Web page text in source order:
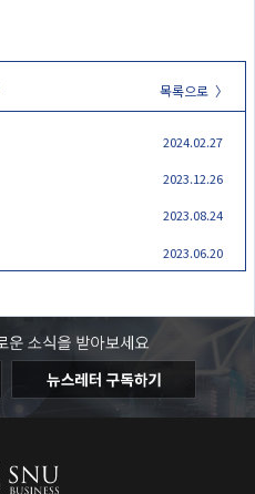
목록으로 〉
2024.02.27
2023.12.26
2023.08.24
2023.06.20